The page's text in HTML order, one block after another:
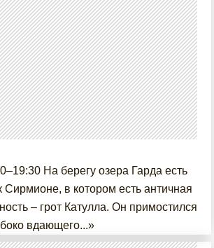
На берегу озера Гарда есть
Сирмионе, в котором есть античная
– грот Катулла. Он примостился
вдающего...»